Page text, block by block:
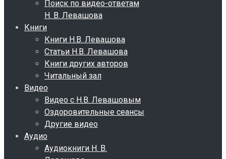
Поиск по видео-ответам
Н. В. Левашова
Книги
Книги Н.В. Левашова
Статьи Н.В. Левашова
Книги других авторов
Читальный зал
Видео
Видео с Н.В. Левашовым
Оздоровительные сеансы
Другие видео
Аудио
Аудиокниги Н. В.